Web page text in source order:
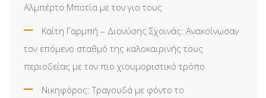
Αλμπέρτο Μποτία με τον γιο τους
Καίτη Γαρμπή – Διονύσης Σχοινάς: Ανακοίνωσαν
τον επόμενο σταθμό της καλοκαιρινής τους
περιοδείας με τον πιο χιουμοριστικό τρόπο
Νικηφόρος: Τραγουδά με φόντο το